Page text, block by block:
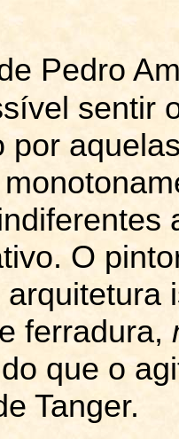
Pedro
sentir
por
O
arquitetura
ferradura,
que o
Tanger.